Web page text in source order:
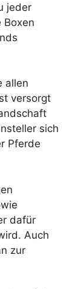
jeder
Boxen
allen
versorgt
sich
Pferde
dafür
Auch
zur